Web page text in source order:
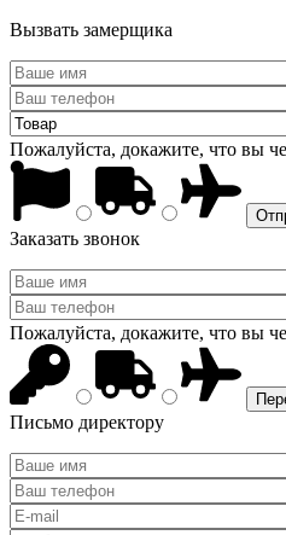
Вызвать замерщика
Пожалуйста, докажите, что вы
Заказать звонок
Пожалуйста, докажите, что вы
Письмо директору